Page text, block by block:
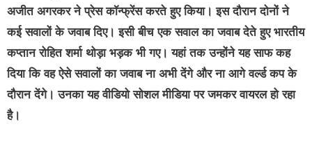
अजीत अगरकर ने प्रेस कॉन्फ्रेंस करते हुए किया। इस दौरान दोनों ने
कई सवालों के जवाब दिए। इसी बीच एक सवाल का जवाब देते हुए भारतीय
कप्तान रोहित शर्मा थोड़ा भड़क भी गए। यहां तक उन्होंने यह साफ कह
दिया कि वह ऐसे सवालों का जवाब ना अभी देंगे और ना आगे वर्ल्ड कप के
दौरान देंगे। उनका यह वीडियो सोशल मीडिया पर जमकर वायरल हो रहा
है।